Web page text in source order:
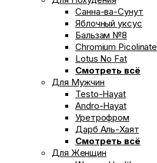
Санна-ва-Сунут
Яблочный уксус
Бальзам №8
Chromium Picolinate
Lotus No Fat
Смотреть всё
Для Мужчин
Testo-Hayat
Andro-Hayat
Уретрофром
Дарб Аль-Хаят
Смотреть всё
Для Женщин